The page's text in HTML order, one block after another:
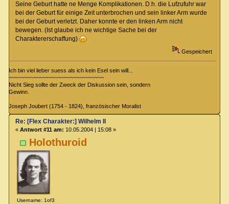
Seine Geburt hatte ne Menge Komplikationen. D.h. die Lufzufuhr war
bei der Geburt für einige Zeit unterbrochen und sein linker Arm wurde
bei der Geburt verletzt. Daher konnte er den linken Arm nicht
bewegen. (Ist glaube ich ne wichtige Sache bei der
Charaktererschaffung)
Gespeichert
Ich bin viel lieber suess als ich kein Esel sein will...
~~~~~~~~~~~~~~~~~~~~~~~~~~~~~~~
Nicht Sieg sollte der Zweck der Diskussion sein, sondern
Gewinn.
Joseph Joubert (1754 - 1824), französischer Moralist
Holothuroid
Username: 1of3
Re: [Flex Charakter:] Wilhelm II
« Antwort #11 am: 10.05.2004 | 15:08 »